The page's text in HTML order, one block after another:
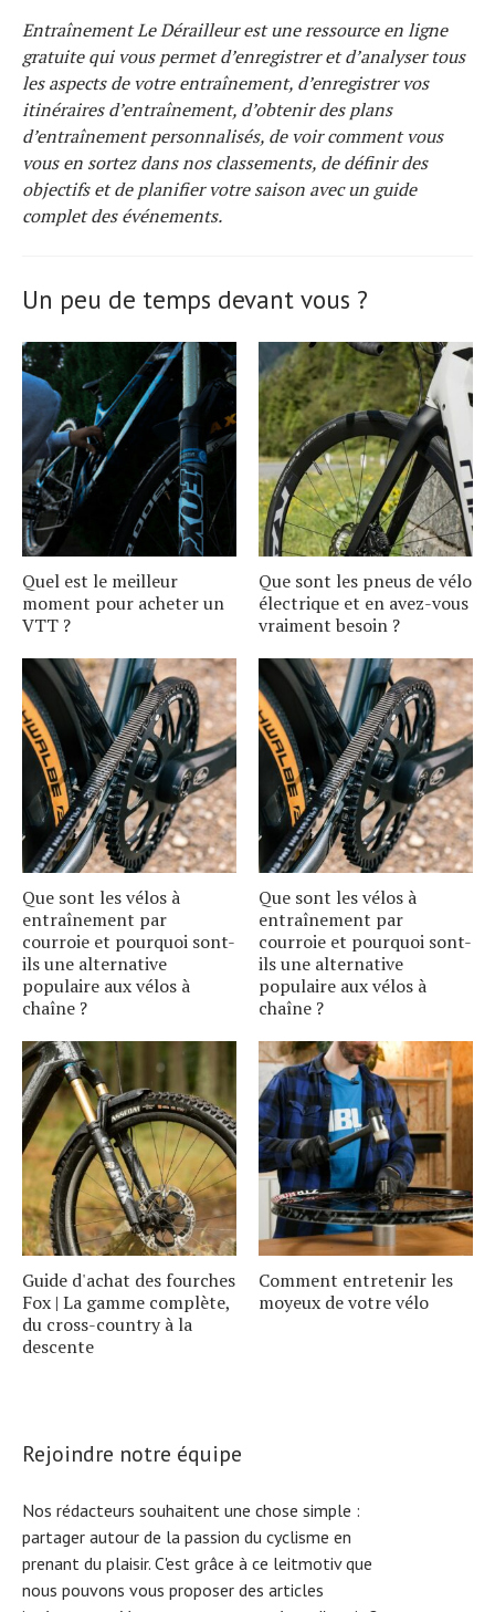
Entraînement Le Dérailleurest une ressource en ligne
gratuite qui vous permet d’enregistrer et d’analyser tous
les aspects de votre entraînement, d’enregistrer vos
itinéraires d’entraînement, d’obtenir des plans
d’entraînement personnalisés, de voir comment vous
vous en sortez dans nos classements, de définir des
objectifs et de planifier votre saison avec un guide
complet des événements.
Un peu de temps devant vous ?
Quel est le meilleur
moment pour acheter un
VTT ?
Que sont les pneus de vélo
électrique et en avez-vous
vraiment besoin ?
Que sont les vélos à
entraînement par
courroie et pourquoi sont-
ils une alternative
populaire aux vélos à
chaîne ?
Que sont les vélos à
entraînement par
courroie et pourquoi sont-
ils une alternative
populaire aux vélos à
chaîne ?
Guide d'achat des fourches
Fox | La gamme complète,
du cross-country à la
descente
Comment entretenir les
moyeux de votre vélo
Rejoindre notre équipe
Nos rédacteurs souhaitent une chose simple :
partager autour de la passion du cyclisme en
prenant du plaisir. C'est grâce à ce leitmotiv que
nous pouvons vous proposer des articles